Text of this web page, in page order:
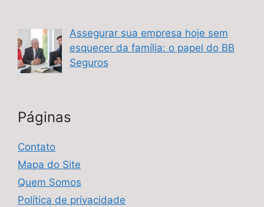
Assegurar sua empresa hoje sem
esquecer da família: o papel do BB
Seguros
Páginas
Contato
Mapa do Site
Quem Somos
Política de privacidade